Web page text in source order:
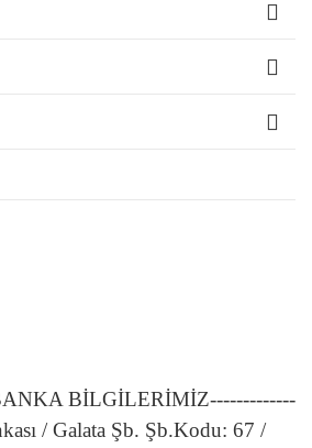
BİLGİLERİMİZ-------------
/ Galata Şb. Şb.Kodu: 67 /